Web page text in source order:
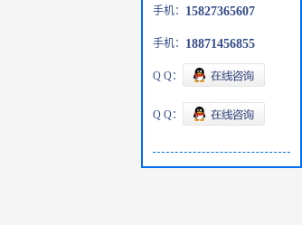
手机： 15827365607
手机： 18871456855
Q Q：
Q Q：